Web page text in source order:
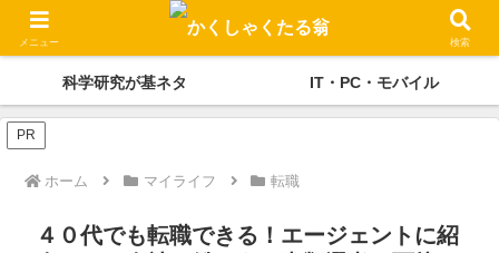
かくしゃくの独り言 メディケーション
科学研究が基ネタ IT・PC・モバイル
PR
ホーム マイライフ 転職
４０代でも転職できる！エージェントに紹
メニュー 検索